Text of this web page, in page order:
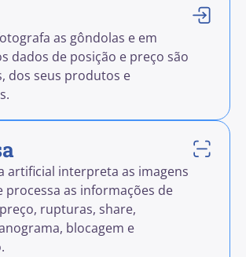
as gôndolas e em
dados de posição e preço são
dos seus produtos e
artificial interpreta as imagens
processa as informações de
rupturas, share,
blocagem e